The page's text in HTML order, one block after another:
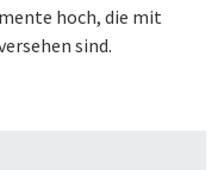
hoch, die mit
sind.